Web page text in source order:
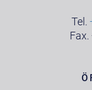
Tel.
Fax.